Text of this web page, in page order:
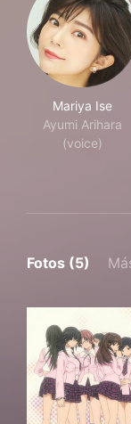
Mariya Ise
Ayumi Arihara
(voice)
Fotos (5)